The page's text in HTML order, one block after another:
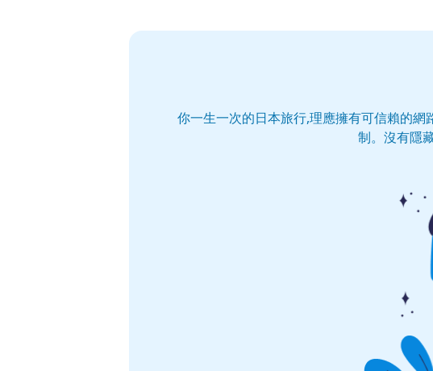
你一生一次的日本旅行,理應擁有可信賴的
制。沒有隱